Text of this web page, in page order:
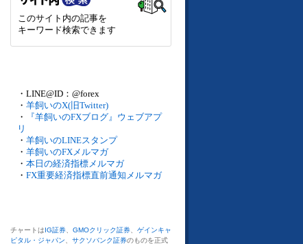
このサイト内の記事を
キーワード検索できます
・LINE@ID：@forex
・ 羊飼いのX(旧Twitter)
・
『羊飼いのFXブログ』ウェブアプ
リ
・ 羊飼いのLINEスタンプ
・ 羊飼いのFXメルマガ
・ 本日の経済指標メルマガ
・ FX重要経済指標直前通知メルマガ
チャートはIG証券 GMOクリック証券
ゲインキャ
ピタル・ジャパン
サクソバンク証券のものを正式